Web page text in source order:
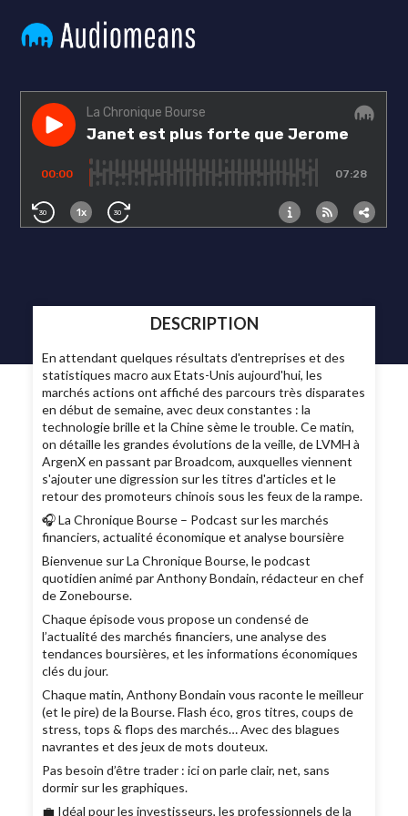
DESCRIPTION
En attendant quelques résultats d'entreprises et des
statistiques macro aux Etats-Unis aujourd'hui, les
marchés actions ont affiché des parcours très disparates
en début de semaine, avec deux constantes : la
technologie brille et la Chine sème le trouble. Ce matin,
on détaille les grandes évolutions de la veille, de LVMH à
ArgenX en passant par Broadcom, auxquelles viennent
s'ajouter une digression sur les titres d'articles et le
retour des promoteurs chinois sous les feux de la rampe.
🎧 La Chronique Bourse – Podcast sur les marchés
financiers, actualité économique et analyse boursière
Bienvenue sur La Chronique Bourse, le podcast
quotidien animé par Anthony Bondain, rédacteur en chef
de Zonebourse.
Chaque épisode vous propose un condensé de
l’actualité des marchés financiers, une analyse des
tendances boursières, et les informations économiques
clés du jour.
Chaque matin, Anthony Bondain vous raconte le meilleur
(et le pire) de la Bourse. Flash éco, gros titres, coups de
stress, tops & flops des marchés… Avec des blagues
navrantes et des jeux de mots douteux.
Pas besoin d’être trader : ici on parle clair, net, sans
dormir sur les graphiques.
💼 Idéal pour les investisseurs, les professionnels de la